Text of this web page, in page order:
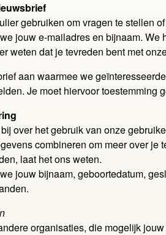
gebruiken om vragen te stellen
jouw e-mailadres en bijnaam.
weten dat je tevreden bent met
aan waarmee we
Je moet hiervoor toestemming
over het gebruik van onze
combineren om meer over
laat het ons weten.
jouw bijnaam, geboortedatum,
organisaties, die mogelijk